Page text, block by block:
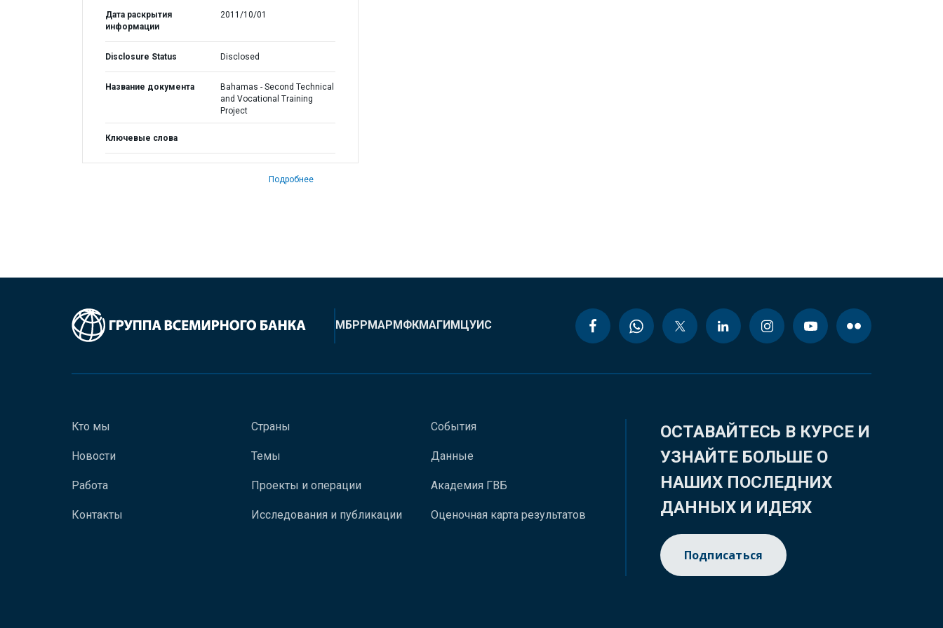
Дата раскрытия
информации
2011/10/01
Disclosure Status Disclosed
Название документа
Bahamas - Second Technical
and Vocational Training
Project
Ключевые слова
Подробнее
МБРРМАРМФКМАГИМЦУИС
Кто мы
Новости
Работа
Контакты
Страны
Темы
Проекты и операции
Исследования и публикации
События
Данные
Академия ГВБ
Оценочная карта результатов
ОСТАВАЙТЕСЬ В КУРСЕ И
УЗНАЙТЕ БОЛЬШЕ О
НАШИХ ПОСЛЕДНИХ
ДАННЫХ И ИДЕЯХ
Подписаться